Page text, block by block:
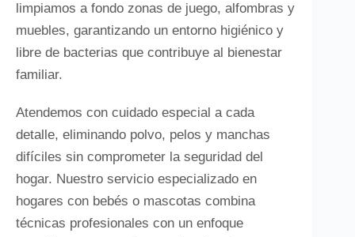
limpiamos a fondo zonas de juego, alfombras y
muebles, garantizando un entorno higiénico y
libre de bacterias que contribuye al bienestar
familiar.
Atendemos con cuidado especial a cada
detalle, eliminando polvo, pelos y manchas
difíciles sin comprometer la seguridad del
hogar. Nuestro servicio especializado en
hogares con bebés o mascotas combina
técnicas profesionales con un enfoque